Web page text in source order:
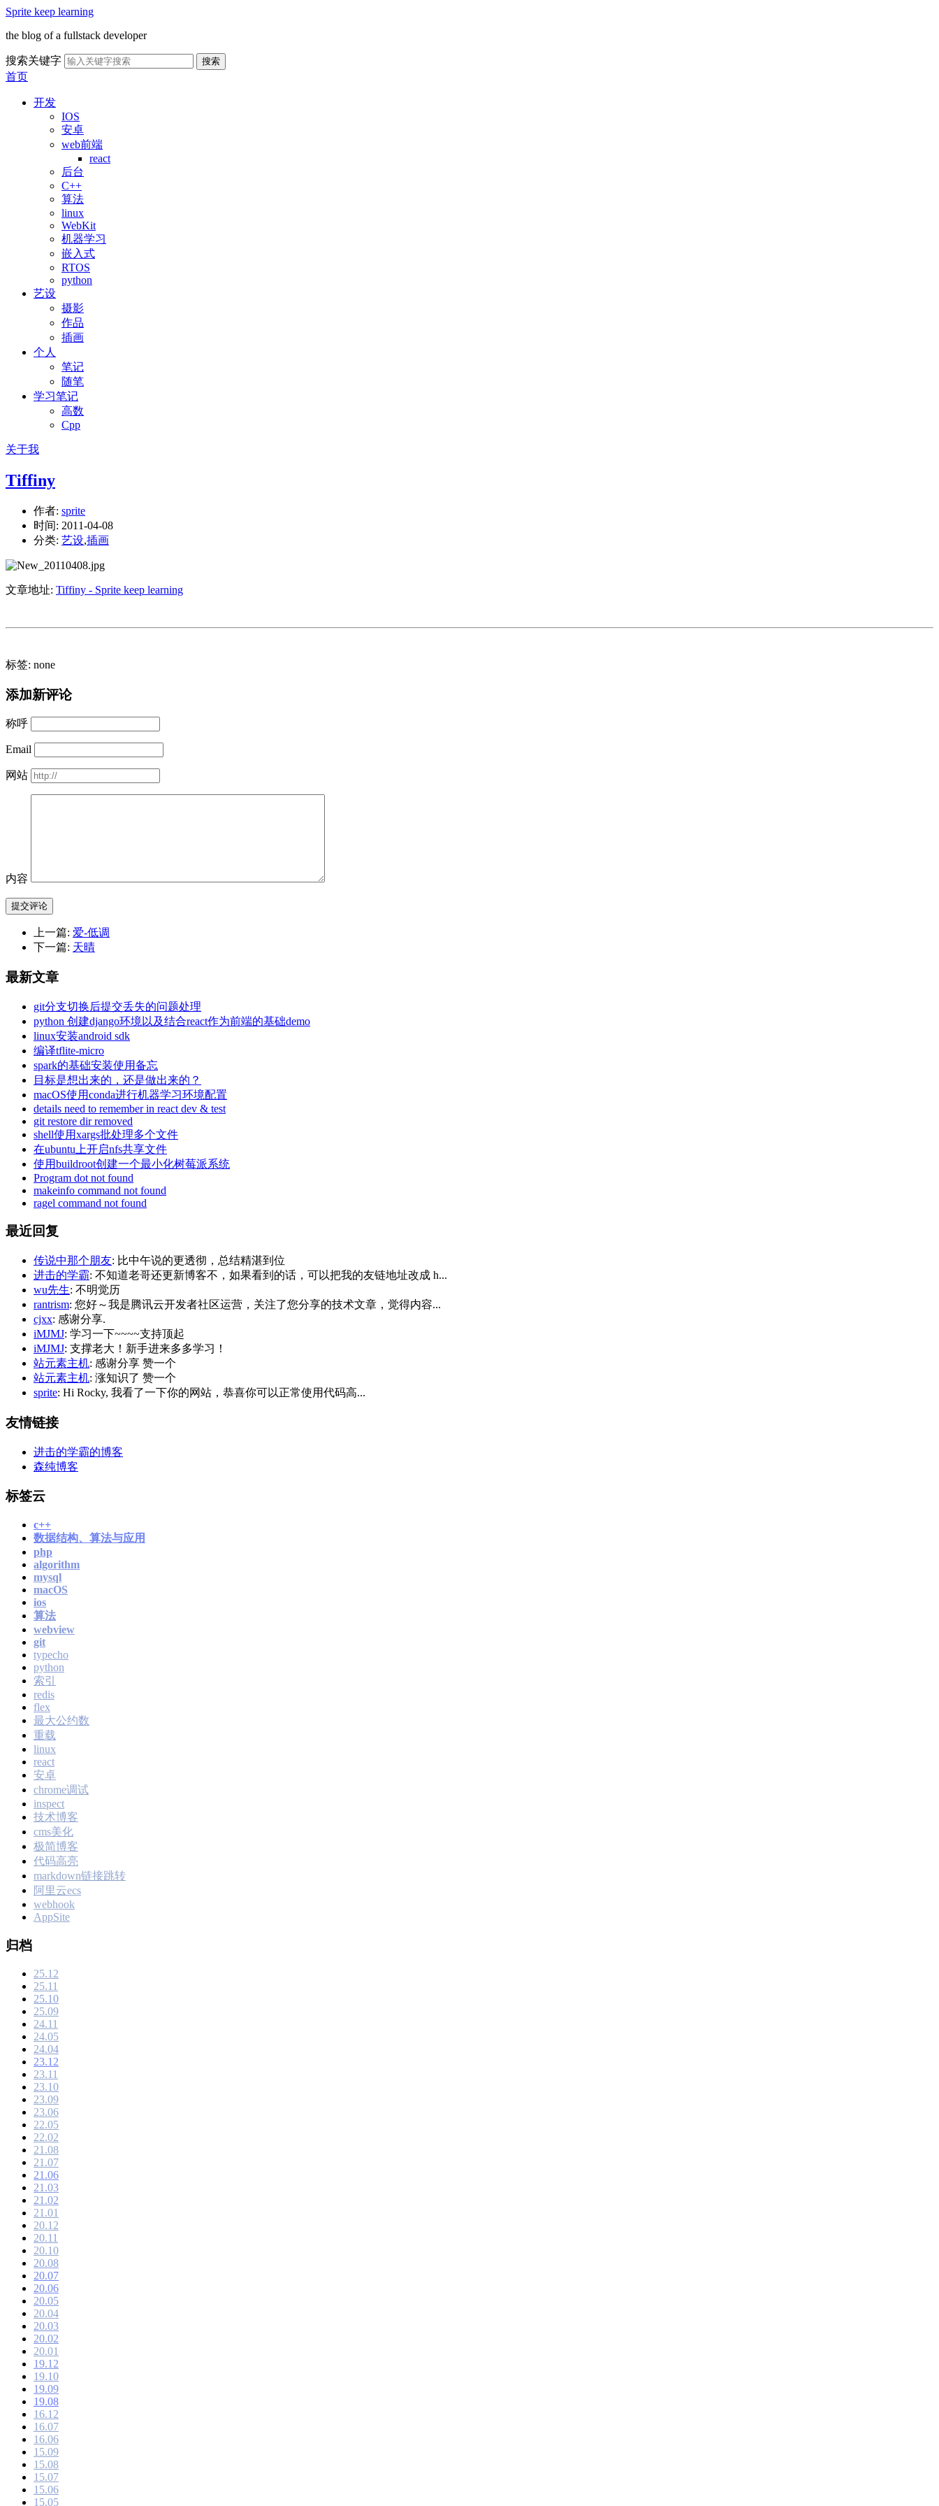
Sprite keep learning
the blog of a fullstack developer
搜索关键字 搜索
首页
开发
IOS
安卓
web前端
react
后台
C++
算法
linux
WebKit
机器学习
嵌入式
RTOS
python
艺设
摄影
作品
插画
个人
笔记
随笔
学习笔记
高数
Cpp
关于我
Tiffiny
作者: sprite
时间: 2011-04-08
分类: 艺设,插画
文章地址: Tiffiny - Sprite keep learning
标签: none
添加新评论
称呼
Email
网站
内容
提交评论
上一篇: 爱-低调
下一篇: 天晴
最新文章
git分支切换后提交丢失的问题处理
python 创建django环境以及结合react作为前端的基础demo
linux安装android sdk
编译tflite-micro
spark的基础安装使用备忘
目标是想出来的，还是做出来的？
macOS使用conda进行机器学习环境配置
details need to remember in react dev & test
git restore dir removed
shell使用xargs批处理多个文件
在ubuntu上开启nfs共享文件
使用buildroot创建一个最小化树莓派系统
Program dot not found
makeinfo command not found
ragel command not found
最近回复
传说中那个朋友: 比中午说的更透彻，总结精湛到位
进击的学霸: 不知道老哥还更新博客不，如果看到的话，可以把我的友链地址改成 h...
wu先生: 不明觉历
rantrism: 您好～我是腾讯云开发者社区运营，关注了您分享的技术文章，觉得内容...
cjxx: 感谢分享.
iMJMJ: 学习一下~~~~支持顶起
iMJMJ: 支撑老大！新手进来多多学习！
站元素主机: 感谢分享 赞一个
站元素主机: 涨知识了 赞一个
sprite: Hi Rocky, 我看了一下你的网站，恭喜你可以正常使用代码高...
友情链接
进击的学霸的博客
森纯博客
标签云
c++
数据结构、算法与应用
php
algorithm
mysql
macOS
ios
算法
webview
git
typecho
python
索引
redis
flex
最大公约数
重载
linux
react
安卓
chrome调试
inspect
技术博客
cms美化
极简博客
代码高亮
markdown链接跳转
阿里云ecs
webhook
AppSite
归档
25.12
25.11
25.10
25.09
24.11
24.05
24.04
23.12
23.11
23.10
23.09
23.06
22.05
22.02
21.08
21.07
21.06
21.03
21.02
21.01
20.12
20.11
20.10
20.08
20.07
20.06
20.05
20.04
20.03
20.02
20.01
19.12
19.10
19.09
19.08
16.12
16.07
16.06
15.09
15.08
15.07
15.06
15.05